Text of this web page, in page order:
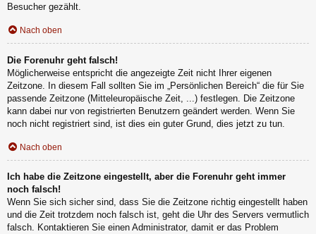
Besucher gezählt.
Nach oben
Die Forenuhr geht falsch!
Möglicherweise entspricht die angezeigte Zeit nicht Ihrer eigenen
Zeitzone. In diesem Fall sollten Sie im „Persönlichen Bereich“ die für Sie
passende Zeitzone (Mitteleuropäische Zeit, ...) festlegen. Die Zeitzone
kann dabei nur von registrierten Benutzern geändert werden. Wenn Sie
noch nicht registriert sind, ist dies ein guter Grund, dies jetzt zu tun.
Nach oben
Ich habe die Zeitzone eingestellt, aber die Forenuhr geht immer
noch falsch!
Wenn Sie sich sicher sind, dass Sie die Zeitzone richtig eingestellt haben
und die Zeit trotzdem noch falsch ist, geht die Uhr des Servers vermutlich
falsch. Kontaktieren Sie einen Administrator, damit er das Problem